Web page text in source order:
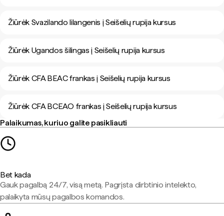
Žiūrėk Svazilando lilangenis į Seišelių rupija kursus
Žiūrėk Ugandos šilingas į Seišelių rupija kursus
Žiūrėk CFA BEAC frankas į Seišelių rupija kursus
Žiūrėk CFA BCEAO frankas į Seišelių rupija kursus
Palaikumas, kuriuo galite pasikliauti
Bet kada
Gauk pagalbą 24/7, visą metą. Pagrįsta dirbtinio intelekto,
palaikyta mūsų pagalbos komandos.